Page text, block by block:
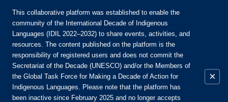
Присоединяйтесь к сообществу:
This collaborative platform was established to enable the
community of the International Decade of Indigenous
Languages (IDIL 2022–2032) to share events, activities, and
resources. The content published on the platform is the
responsibility of registered users and does not commit the
Secretariat of the Decade (UNESCO) and/or the Members of
the Global Task Force for Making a Decade of Action for
Indigenous Languages. Please note that the platform has
been inactive since February 2025 and no longer accepts
×